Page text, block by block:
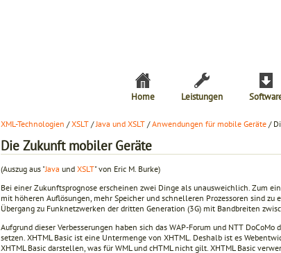
Home Leistungen
XML-Technologien /XSLT /Java und XSLT /Anwendungen für mobile Geräte /
Die Zukunft mobiler Geräte
(Auszug aus "Java und XSLT" von Eric M. Burke)
Bei einer Zukunftsprognose erscheinen zwei Dinge als unausweichlich. Zum
mit höheren Auflösungen, mehr Speicher und schnelleren Prozessoren sind
Übergang zu Funknetzwerken der dritten Generation (3G) mit Bandbreiten
Aufgrund dieser Verbesserungen haben sich das WAP-Forum und NTT
setzen. XHTML Basic ist eine Untermenge von XHTML. Deshalb ist es
XHTML Basic darstellen, was für WML und cHTML nicht gilt. XHTML Basic